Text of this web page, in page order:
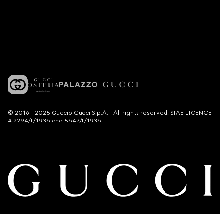
© 2016 - 2025 Guccio Gucci S.p.A. - All rights reserved. SIAE LICENCE
# 2294/I/1936 and 5647/I/1936